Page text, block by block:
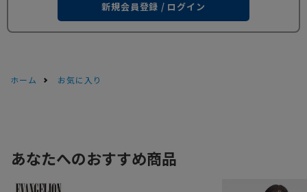
新規会員登録 / ログイン
ホーム お気に入り